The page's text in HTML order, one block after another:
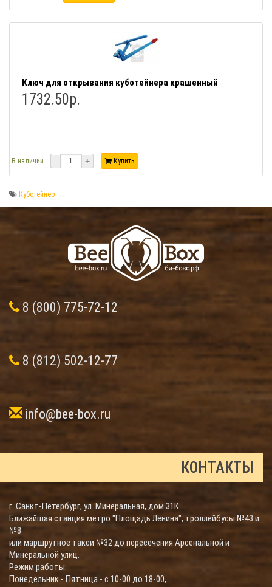
Ключ для открывания куботейнера крашенный
1732.50р.
В наличии - + Купить
Куботейнер
8 (800) 775-72-12
8 (812) 502-12-77
info@bee-box.ru
КОНТАКТЫ
г. Санкт-Петербург, ул. Минеральная, дом 31К
Ближайшая станция метро "Площадь Ленина", троллейбусы №43 и
№8
или маршрутное такси №32 до пересечения Арсенальной и
Минеральной улиц.
Режим работы:
Понедельник - Пятница - с 10-00 до 18-00,